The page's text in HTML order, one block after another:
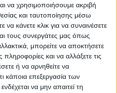
να χρησιμοποιήσουμε ακριβή
και ταυτοποίησης μέσω
κάνετε κλικ για να συναινέσετε
τους συνεργάτες μας όπως
μπορείτε να αποκτήσετε
και να αλλάξετε τις
ή να αρνηθείτε να
κάποια επεξεργασία των
να μην απαιτεί τη
Η Παρί πρωταθλήτρια
Ευρώπης κέρδισε στα
πέναλτι την Αρσεναλ!